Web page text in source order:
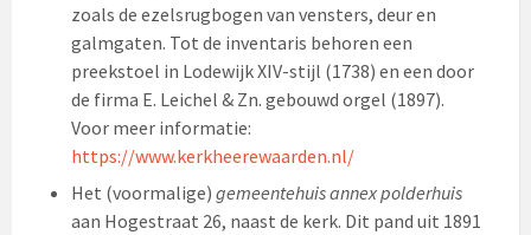
zoals de ezelsrugbogen van vensters, deur en
galmgaten. Tot de inventaris behoren een
preekstoel in Lodewijk XIV-stijl (1738) en een door
de firma E. Leichel & Zn. gebouwd orgel (1897).
Voor meer informatie:
https://www.kerkheerewaarden.nl/
Het (voormalige) gemeentehuis annex polderhuis
aan Hogestraat 26, naast de kerk. Dit pand uit 1891